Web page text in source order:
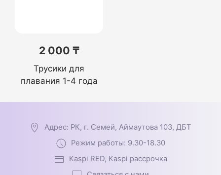
2 000 ₸
Трусики для
плавания 1-4 года
Адрес: РК, г. Семей, Аймаутова 103, ДБТ
Режим работы: 9.30-18.30
Kaspi RED, Kaspi рассрочка